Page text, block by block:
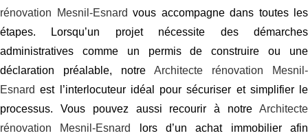
rénovation Mesnil-Esnard vous accompagne dans toutes les
étapes. Lorsqu’un projet nécessite des démarches
administratives comme un permis de construire ou une
déclaration préalable, notre Architecte rénovation Mesnil-
Esnard est l’interlocuteur idéal pour sécuriser et simplifier le
processus. Vous pouvez aussi recourir à notre Architecte
rénovation Mesnil-Esnard
lors d’un achat immobilier afin